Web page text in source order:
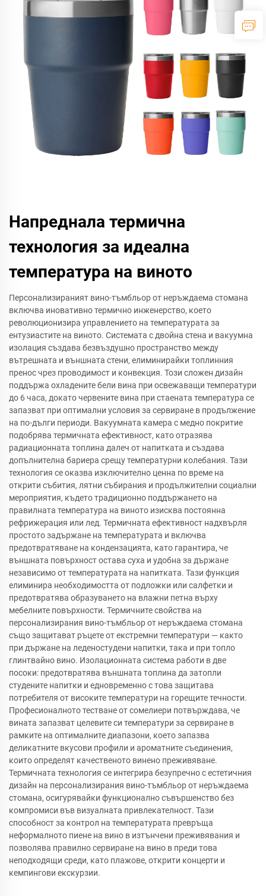
Напреднала термична
технология за идеална
температура на виното
Персонализираният вино-тъмбльор от неръждаема стомана
включва иновативно термично инженерство, което
революционизира управлението на температурата за
ентузиастите на виното. Системата с двойна стена и вакуумна
изолация създава безвъздушно пространство между
вътрешната и външната стени, елиминирайки топлинния
пренос чрез проводимост и конвекция. Този сложен дизайн
поддържа охладените бели вина при освежаващи температури
до 6 часа, докато червените вина при стаената температура се
запазват при оптимални условия за сервиране в продължение
на по-дълги периоди. Вакуумната камера с медно покритие
подобрява термичната ефективност, като отразява
радиационната топлина далеч от напитката и създава
допълнителна бариера срещу температурни колебания. Тази
технология се оказва изключително ценна по време на
открити събития, лятни събирания и продължителни социални
мероприятия, където традиционно поддържането на
правилната температура на виното изисква постоянна
рефрижерация или лед. Термичната ефективност надхвърля
простото задържане на температурата и включва
предотвратяване на кондензацията, като гарантира, че
външната повърхност остава суха и удобна за държане
независимо от температурата на напитката. Тази функция
елиминира необходимостта от подложки или салфетки и
предотвратява образуването на влажни петна върху
мебелните повърхности. Термичните свойства на
персонализирания вино-тъмбльор от неръждаема стомана
също защитават ръцете от екстремни температури — както
при държане на леденостудени напитки, така и при топло
глинтвайно вино. Изолационната система работи в две
посоки: предотвратява външната топлина да затопли
студените напитки и едновременно с това защитава
потребителя от високите температури на горещите течности.
Професионалното тестване от сомелиери потвърждава, че
вината запазват целевите си температури за сервиране в
рамките на оптималните диапазони, което запазва
деликатните вкусови профили и ароматните съединения,
които определят качественото винено преживяване.
Термичната технология се интегрира безупречно с естетичния
дизайн на персонализирания вино-тъмбльор от неръждаема
стомана, осигурявайки функционално съвършенство без
компромиси във визуалната привлекателност. Тази
способност за контрол на температурата превръща
неформалното пиене на вино в изтънчени преживявания и
позволява правилно сервиране на вино в преди това
неподходящи среди, като плажове, открити концерти и
кемпингови екскурзии.